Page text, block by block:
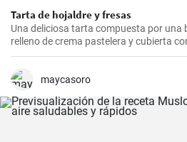
Tarta de hojaldre y fresas
Una deliciosa tarta compuesta por una
relleno de crema pastelera y cubierta
maycasoro